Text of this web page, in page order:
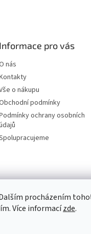
procházením
Více informacízde.
Informace pro vás
nás
o nákupu
podmínky
ochrany osobních
Facebook